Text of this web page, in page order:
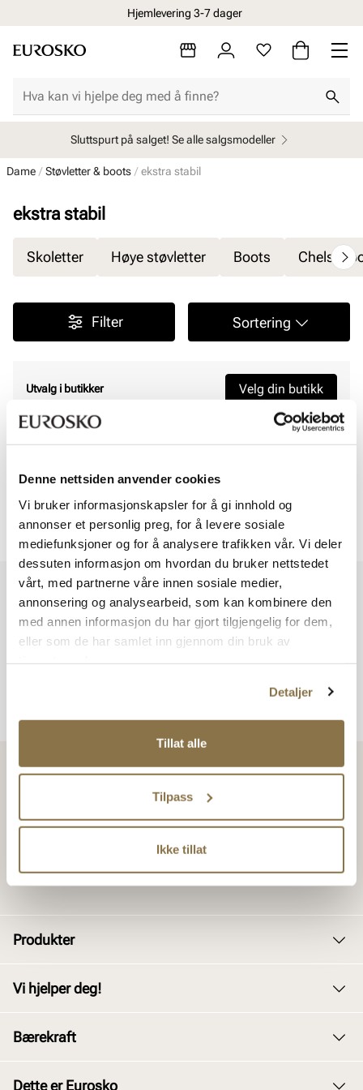
Denne nettsiden anvender cookies
Vi bruker informasjonskapsler for å gi innhold og
annonser et personlig preg, for å levere sosiale
mediefunksjoner og for å analysere trafikken vår. Vi deler
dessuten informasjon om hvordan du bruker nettstedet
vårt, med partnerne våre innen sosiale medier,
annonsering og analysearbeid, som kan kombinere den
med annen informasjon du har gjort tilgjengelig for dem,
eller som de har samlet inn gjennom din bruk av
Detaljer
Tillat alle
Tilpass
Ikke tillat
Hjemlevering 3-7 dager
Sluttspurt på salget! Se alle salgsmodeller
Dame Støvletter & boots ekstra stabil
ekstra stabil
Skoletter Høye støvletter Boots
Filter Sortering
Utvalg i butikker Velg din butikk
Viser0av0
Viser0av 0
Vi har mer å by på – ta en titt hos våre andre konsepter!
Produkter
Barn
Vi hjelper deg!
Bærekraft
Dette er Eurosko